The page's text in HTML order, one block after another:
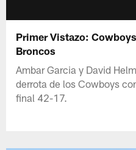
Primer Vistazo:
Broncos
Ambar Garcia y David
derrota de los Cowboys
final 42-17.